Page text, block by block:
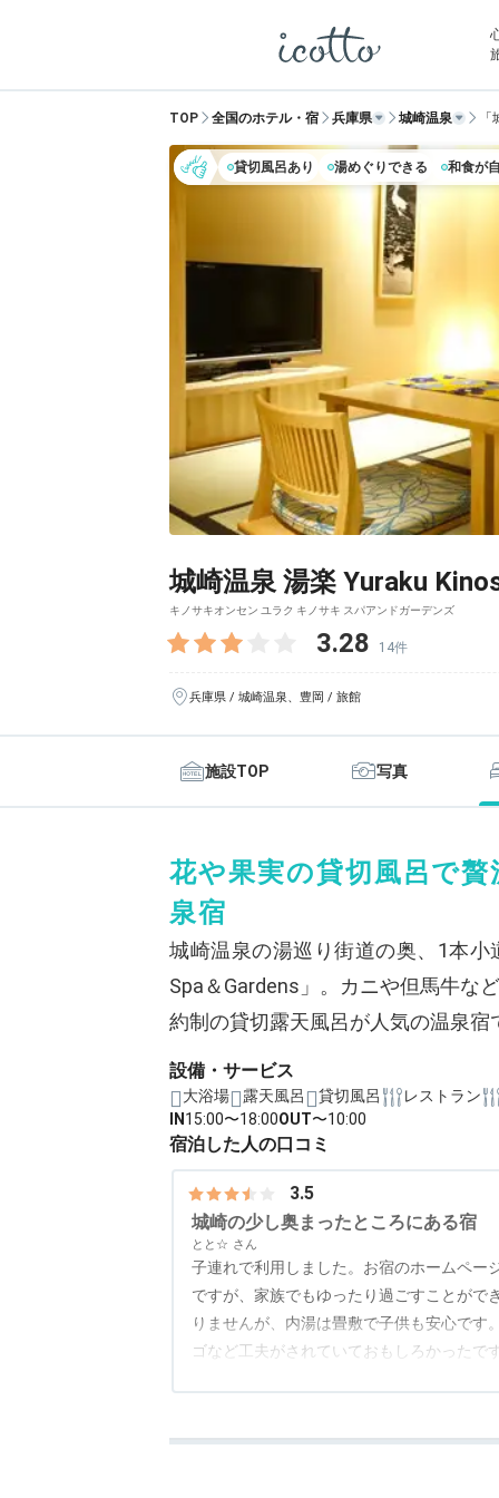
TOP 全国のホテル・宿 兵庫県 城崎温泉
貸切風呂あり 湯めぐりできる 和食が
城崎温泉 湯楽 Yuraku
キノサキオンセン ユラク キノサキ スパアンドガーデンズ
3.28 14件
兵庫県 / 城崎温泉、豊岡 / 旅館
施設TOP 写真
花や果実の貸切風呂で
泉宿
城崎温泉の湯巡り街道の奥、1本小
Spa＆Gardens」。カニや但馬牛な
約制の貸切露天風呂が人気の温泉
設備・サービス
大浴場 露天風呂 貸切風呂
レストラン
IN 15:00〜18:00OUT〜10:00
宿泊した人の口コミ
3.5
城崎の少し奥まったところにある宿
とと☆
子連れで利用しました。お宿のホームペー
ですが、家族でもゆったり過ごすことがで
りませんが、内湯は畳敷で子供も安心で
ゴなど工夫がされていておもしろかったで